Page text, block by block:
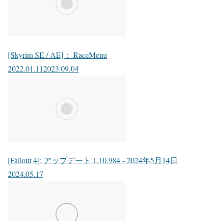
[Skyrim SE / AE]： RaceMenu
2022.01.112023.09.04
[Fallout 4]: アップデート 1.10.984 - 2024年5月14日
2024.05.17